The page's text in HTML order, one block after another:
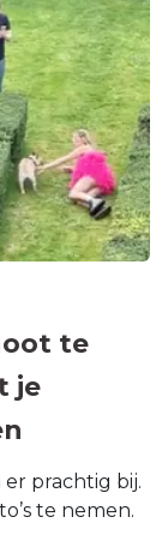
te
je
er prachtig bij.
te nemen.